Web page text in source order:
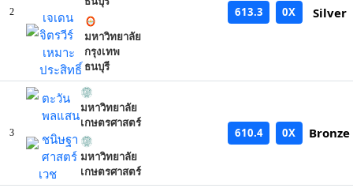
2
เจเดน
จิตรวีร์
เหมาะ
ประสิทธิ์
มหาวิทยาลัย
กรุงเทพ
ธนบุรี
613.3 0X Silver
3
ตะวัน
พลแสนมหาวิทยาลัย
เกษตรศาสตร์
ชนิษฐา
ศาสตร์
เวช
มหาวิทยาลัย
เกษตรศาสตร์
610.4 0X Bronze